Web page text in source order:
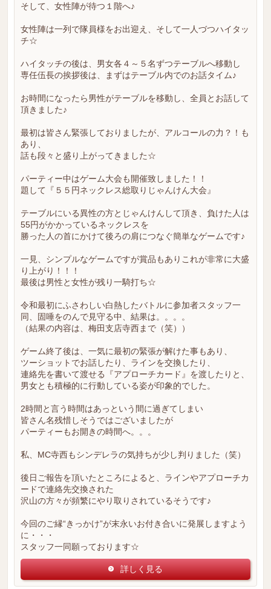
そして、女性陣が待つ１階へ♪
女性陣は一列で隊員様をお出迎え、そして一人づつハイタッ
チ☆
ハイタッチの後は、男女各４～５名ずつテーブルへ移動し
専任伍長の挨拶後は、まずはテーブル内でのお話タイム♪
お時間になったら男性がテーブルを移動し、全員とお話して
頂きました♪
最初は皆さん緊張しておりましたが、アルコールの力？！も
あり、
話も段々と盛り上がってきました☆
パーティー中はゲーム大会も開催致しました！！
題して『５５円ネックレス総取りじゃんけん大会』
テーブルにいる異性の方とじゃんけんして頂き、負けた人は
55円がかかっているネックレスを
勝った人の首にかけて後ろの肩につなぐ簡単なゲームです♪
一見、シンプルなゲームですが賞品もありこれが非常に大盛
り上がり！！！
最後は男性と女性が残り一騎打ち☆
令和最初にふさわしい白熱したバトルに参加者スタッフ一
同、固唾をのんで見守る中、結果は。。。。
（結果の内容は、梅田支店寺西まで（笑））
ゲーム終了後は、一気に最初の緊張が解けた事もあり、
ツーショットでお話したり、ラインを交換したり、
連絡先を書いて渡せる『アプローチカード』を渡したりと、
男女とも積極的に行動している姿が印象的でした。
2時間と言う時間はあっという間に過ぎてしまい
皆さん名残惜しそうではございましたが
パーティーもお開きの時間へ。。。
私、MC寺西もシンデレラの気持ちが少し判りました（笑）
後日ご報告を頂いたところによると、ラインやアプローチカ
ードで連絡先交換された
沢山の方々が頻繁にやり取りされているそうです♪
今回のご縁“きっかけ”が末永いお付き合いに発展しますよう
に・・・
スタッフ一同願っております☆
詳しく見る